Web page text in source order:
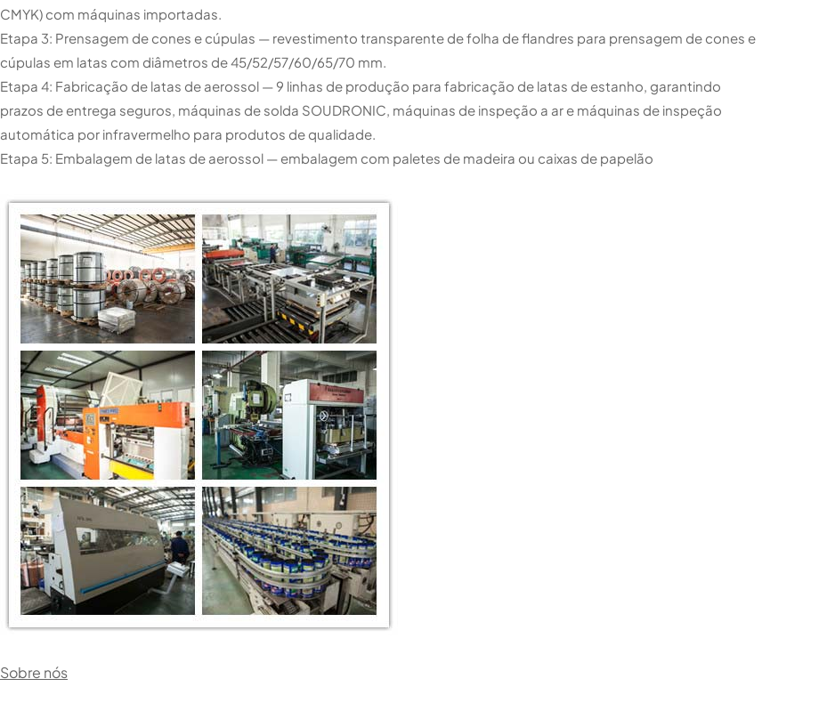
CMYK) com máquinas importadas.
Etapa 3: Prensagem de cones e cúpulas — revestimento transparente de folha de flandres para prensagem de cones e
cúpulas em latas com diâmetros de 45/52/57/60/65/70 mm.
Etapa 4: Fabricação de latas de aerossol — 9 linhas de produção para fabricação de latas de estanho, garantindo
prazos de entrega seguros, máquinas de solda SOUDRONIC, máquinas de inspeção a ar e máquinas de inspeção
automática por infravermelho para produtos de qualidade.
Etapa 5: Embalagem de latas de aerossol — embalagem com paletes de madeira ou caixas de papelão
Sobre nós